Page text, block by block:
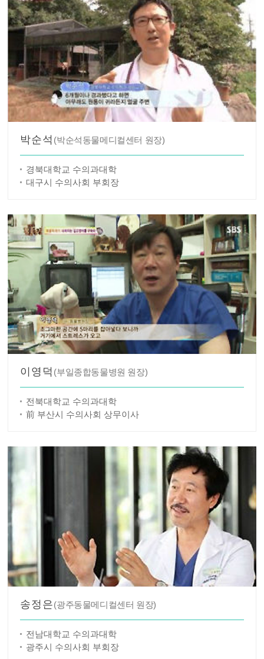
박순석 (박순석동물메디컬센터 원장)
경북대학교 수의과대학
대구시 수의사회 부회장
이영덕 (부일종합동물병원 원장)
전북대학교 수의과대학
前 부산시 수의사회 상무이사
송정은(광주동물메디컬센터 원장)
전남대학교 수의과대학
광주시 수의사회 부회장